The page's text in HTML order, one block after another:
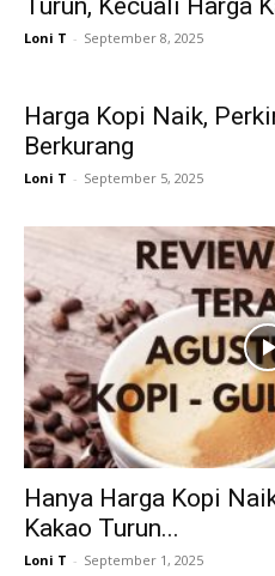
Turun, Kecuali Harga
Loni T - September 8, 2025
Harga Kopi Naik,
Berkurang
Loni T - September 5, 2025
Hanya Harga Kopi
Kakao Turun...
Loni T - September 1, 2025